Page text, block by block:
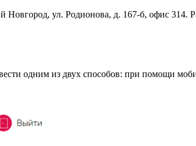
Новгород, ул. Родионова, д. 167-б, офис 314.
одним из двух способов: при помощи